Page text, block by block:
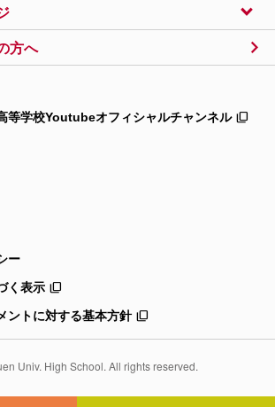
方へ
等学校Youtubeオフィシャルチャンネル
ー
く表示
ントに対する基本方針
Univ. High School. All rights reserved.